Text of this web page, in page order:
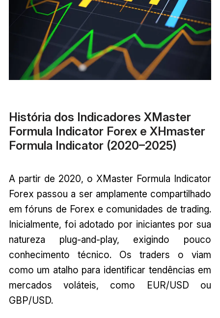
História dos Indicadores XMaster
Formula Indicator Forex e XHmaster
Formula Indicator (2020–2025)
A partir de 2020, o XMaster Formula Indicator
Forex passou a ser amplamente compartilhado
em fóruns de Forex e comunidades de trading.
Inicialmente, foi adotado por iniciantes por sua
natureza plug-and-play, exigindo pouco
conhecimento técnico. Os traders o viam
como um atalho para identificar tendências em
mercados voláteis, como EUR/USD ou
GBP/USD.